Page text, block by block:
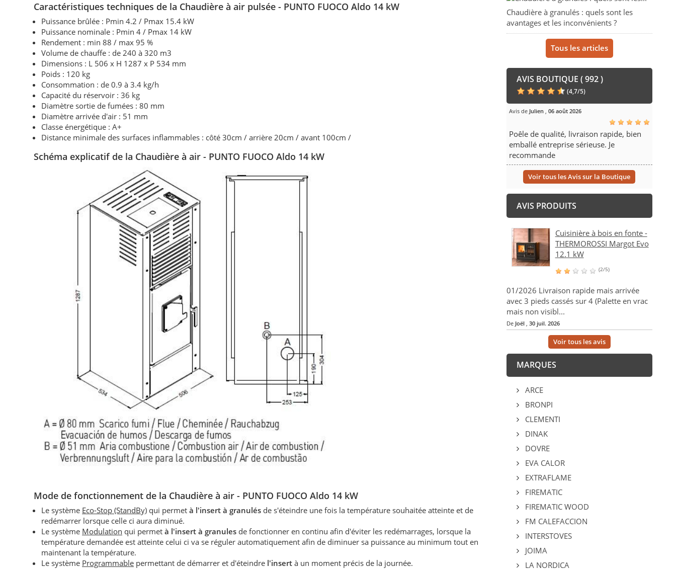
Caractéristiques techniques de la Chaudière à air pulsée - PUNTO FUOCO Aldo 14 kW
Puissance brûlée : Pmin 4.2 / Pmax 15.4 kW
Puissance nominale : Pmin 4 / Pmax 14 kW
Rendement : min 88 / max 95 %
Volume de chauffe : de 240 à 320 m3
Dimensions : L 506 x H 1287 x P 534 mm
Poids : 120 kg
Consommation : de 0.9 à 3.4 kg/h
Capacité du réservoir : 36 kg
Diamètre sortie de fumées : 80 mm
Diamètre arrivée d'air : 51 mm
Classe énergétique : A+
Distance minimale des surfaces inflammables : côté 30cm / arrière 20cm / avant 100cm /
Schéma explicatif de la Chaudière à air - PUNTO FUOCO Aldo 14 kW
Mode de fonctionnement de la Chaudière à air - PUNTO FUOCO Aldo 14 kW
Le système Eco-Stop (StandBy) qui permetà l'insert à granulés de s'éteindre une fois la température souhaitée atteinte et de
redémarrer lorsque celle ci aura diminué.
Le système Modulation qui permetà l'insert à granules de fonctionner en continu afin d'éviter les redémarrages, lorsque la
température demandée est atteinte celui ci va se réguler automatiquement afin de diminuer sa puissance au minimum tout en
maintenant la température.
Le système Programmable permettant de démarrer et d'éteindre l'insert à un moment précis de la journée.
Chaudière à granulés : quels sont les
avantages et les inconvénients ?
Tous les articles
AVIS BOUTIQUE ( 992 )
(4,7/5)
Avis de Julien, 06 août 2026
Poêle de qualité, livraison rapide, bien
emballé entreprise sérieuse. Je
recommande
Voir tous les Avis sur la Boutique
AVIS PRODUITS
Cuisinière à bois en fonte -
THERMOROSSI Margot Evo
12.1 kW
(2/5)
01/2026 Livraison rapide mais arrivée
avec 3 pieds cassés sur 4 (Palette en vrac
mais non visibl...
De Joël, 30 juil. 2026
Voir tous les avis
MARQUES
ARCE
BRONPI
CLEMENTI
DINAK
DOVRE
EVA CALOR
EXTRAFLAME
FIREMATIC
FIREMATIC WOOD
FM CALEFACCION
INTERSTOVES
JOIMA
LA NORDICA